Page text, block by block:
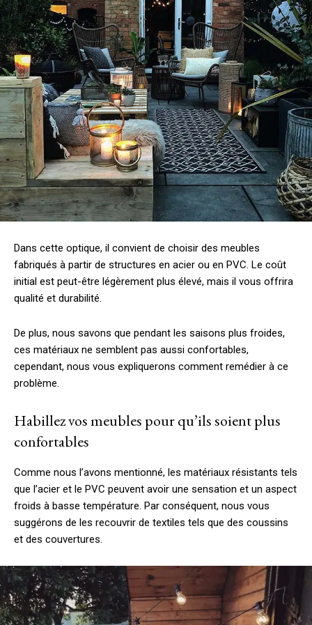
Dans cette optique, il convient de choisir des meubles
fabriqués à partir de structures en acier ou en PVC. Le coût
initial est peut-être légèrement plus élevé, mais il vous offrira
qualité et durabilité.
De plus, nous savons que pendant les saisons plus froides,
ces matériaux ne semblent pas aussi confortables,
cependant, nous vous expliquerons comment remédier à ce
problème.
Habillez vos meubles pour qu’ils soient plus
confortables
Comme nous l’avons mentionné, les matériaux résistants tels
que l’acier et le PVC peuvent avoir une sensation et un aspect
froids à basse température. Par conséquent, nous vous
suggérons de les recouvrir de textiles tels que des coussins
et des couvertures.